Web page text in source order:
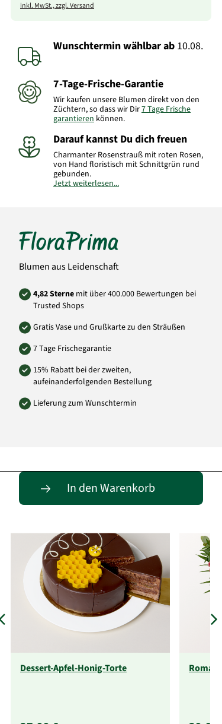
inkl. MwSt., zzgl. Versand
Wunschtermin wählbarab 10.08.
7-Tage-Frische-Garantie
Wir kaufen unsere Blumen direkt von den
Züchtern, so dass wir Dir7 Tage Frische
garantieren können.
Darauf kannst Du dich freuen
Charmanter Rosenstrauß mit roten Rosen,
von Hand floristisch mit Schnittgrün rund
gebunden.
individuell andere Einkaufsquellen durch
seine Großhändler nutzt und somit die
Mengen und Größen der Blüten abweichen
immer dem Wert entsprechende Blumen in
verwendet wird.
Art.-Nr.: ZA31
Jetzt weiterlesen...
Blumen aus Leidenschaft
4,82 Sterne mit über 400.000 Bewertungen bei
Trusted Shops
Gratis Vase und Grußkarte zu den Sträußen
7 Tage Frischegarantie
15% Rabatt bei der zweiten,
aufeinanderfolgenden Bestellung
Lieferung zum Wunschtermin
In den Warenkorb
Passende Alternativen
Dessert-Apfel-Honig-Torte